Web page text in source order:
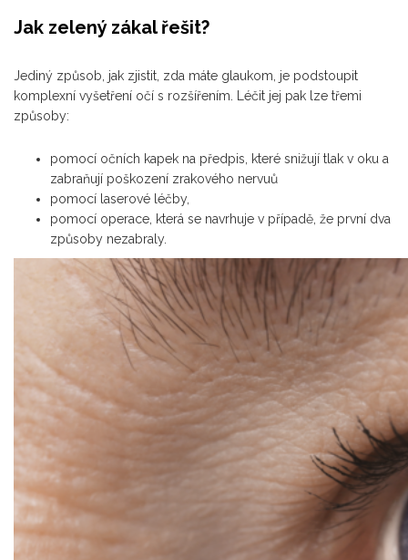
Jak zelený zákal řešit?
Jediný způsob, jak zjistit, zda máte glaukom, je podstoupit
komplexní vyšetření očí s rozšířením. Léčit jej pak lze třemi
způsoby:
pomocí očních kapek na předpis, které snižují tlak v oku a
zabraňují poškození zrakového nervuů
pomocí laserové léčby,
pomocí operace, která se navrhuje v případě, že první dva
způsoby nezabraly.